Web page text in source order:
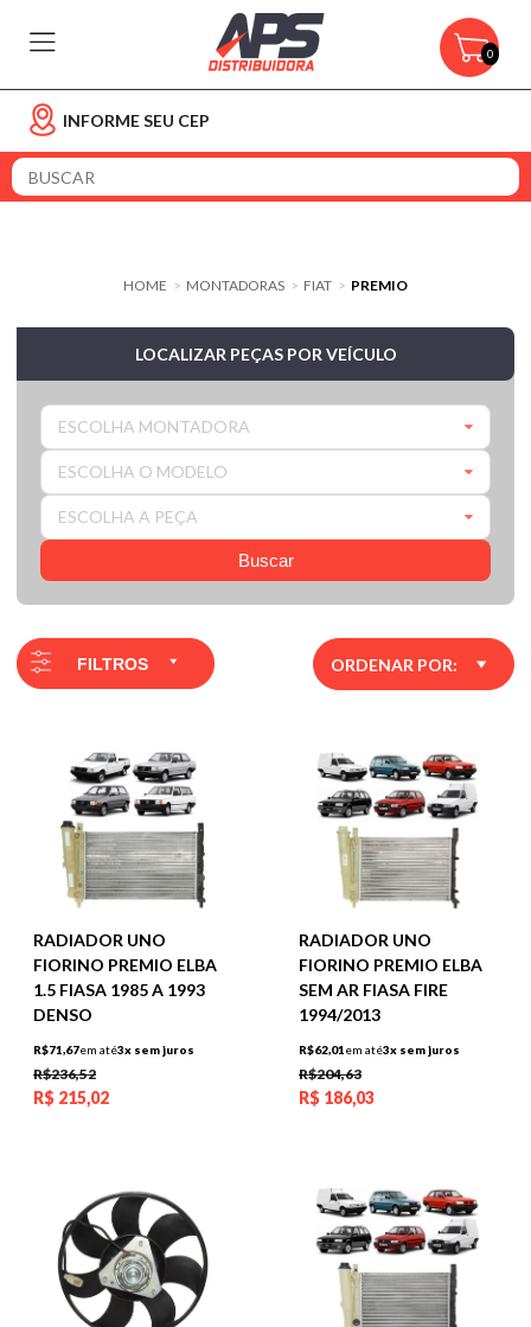
0
INFORME SEU CEP
HOME > MONTADORAS > FIAT > PREMIO
LOCALIZAR PEÇAS POR VEÍCULO
ESCOLHA MONTADORA
ESCOLHA O MODELO
ESCOLHA A PEÇA
Buscar
FILTROS ORDENAR POR:
RADIADOR UNO
FIORINO PREMIO ELBA
1.5 FIASA 1985 A 1993
DENSO
R$71,67em até3x sem juros
R$236,52
R$ 215,02
RADIADOR UNO
FIORINO PREMIO ELBA
SEM AR FIASA FIRE
1994/2013
R$62,01em até3x sem juros
R$204,63
R$ 186,03